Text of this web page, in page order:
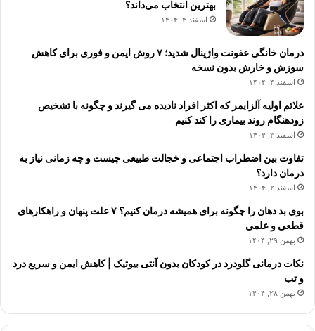
بهترین انتخاب می‌داند؟
اسفند ۴, ۱۴۰۴
درمان خانگی عفونت واژینال شدید؛ ۷ روش ایمن و فوری برای کاهش
سوزش و خارش بدون نسخه
اسفند ۴, ۱۴۰۴
علائم اولیه آلزایمر که اکثر افراد نادیده می گیرند و چگونه با تشخیص
زودهنگام روند بیماری را کند کنیم
اسفند ۳, ۱۴۰۴
تفاوت بین اضطراب اجتماعی و خجالت طبیعی چیست و چه زمانی نیاز به
درمان دارد؟
اسفند ۲, ۱۴۰۴
بوی بد دهان را چگونه برای همیشه درمان کنیم؟ ۷ علت پنهان و راهکارهای
قطعی و علمی
بهمن ۲۹, ۱۴۰۴
نکات درمانی گلودرد در کودکان بدون آنتی بیوتیک | کاهش ایمن و سریع درد
و تب
بهمن ۲۸, ۱۴۰۴